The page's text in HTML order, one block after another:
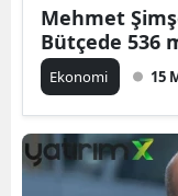
Mehmet
Bütçede 536
Ekonomi 15